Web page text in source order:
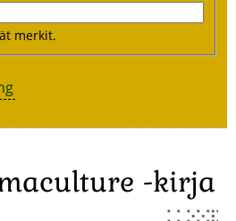
merkit.
-kirja